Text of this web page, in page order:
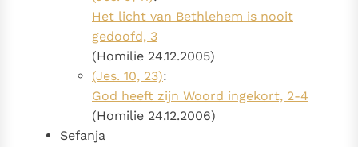
Het licht van Bethlehem is nooit
gedoofd, 3
(Homilie 24.12.2005)
(Jes. 10, 23):
God heeft zijn Woord ingekort, 2-4
(Homilie 24.12.2006)
Sefanja